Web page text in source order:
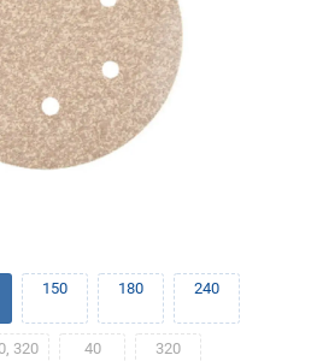
150 180 240
320 40 320